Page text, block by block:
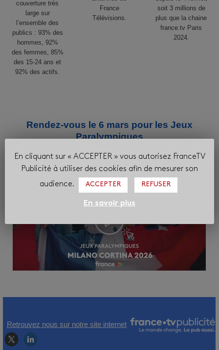
couverture très
large sur
l’ensemble des
publics : 93% des
hommes, 92%
des femmes, 85%
des 15-24 ans et
92% des actifs.
France
Télévisions.
soit 3 millions de
plus que la chaine
france.tv Paris
2024.
Rendez-vous le 6 mars pour les Jeux
Paralympiques
Retrouvez nous sur notre site internet
En cliquant sur « ACCEPTER » vous autorisez FranceTV
Publicité à utiliser des cookies afin de mesurer son
audience.
ACCEPTER REFUSER
En savoir plus